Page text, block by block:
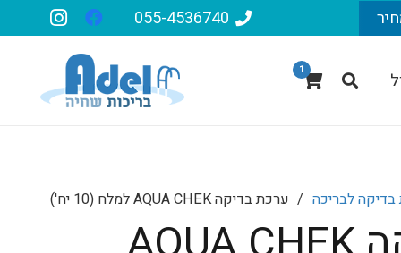
055-4536740
1
לבריכה / ערכת בדיקה AQUA CHEK למלח (10 יח')